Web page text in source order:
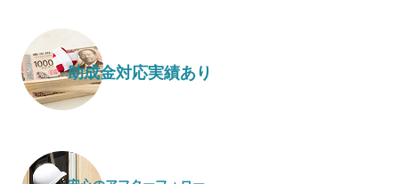
助成金対応実績あり